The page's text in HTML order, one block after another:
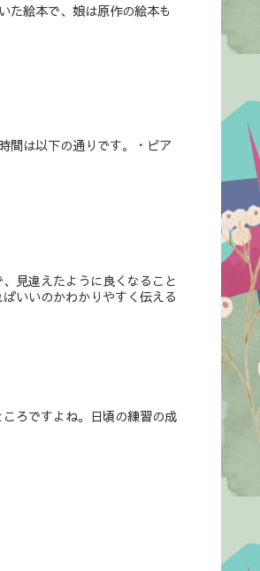
た絵本で、娘は原作の絵本も
間は以下の通りです。・ピア
見違えたように良くなること
いいのかわかりやすく伝える
ろですよね。日頃の練習の成